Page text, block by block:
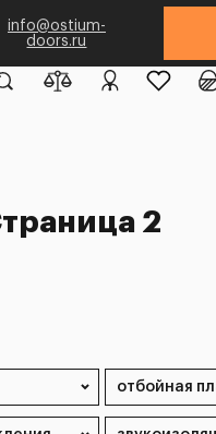
info@ostium-
doors.ru
2